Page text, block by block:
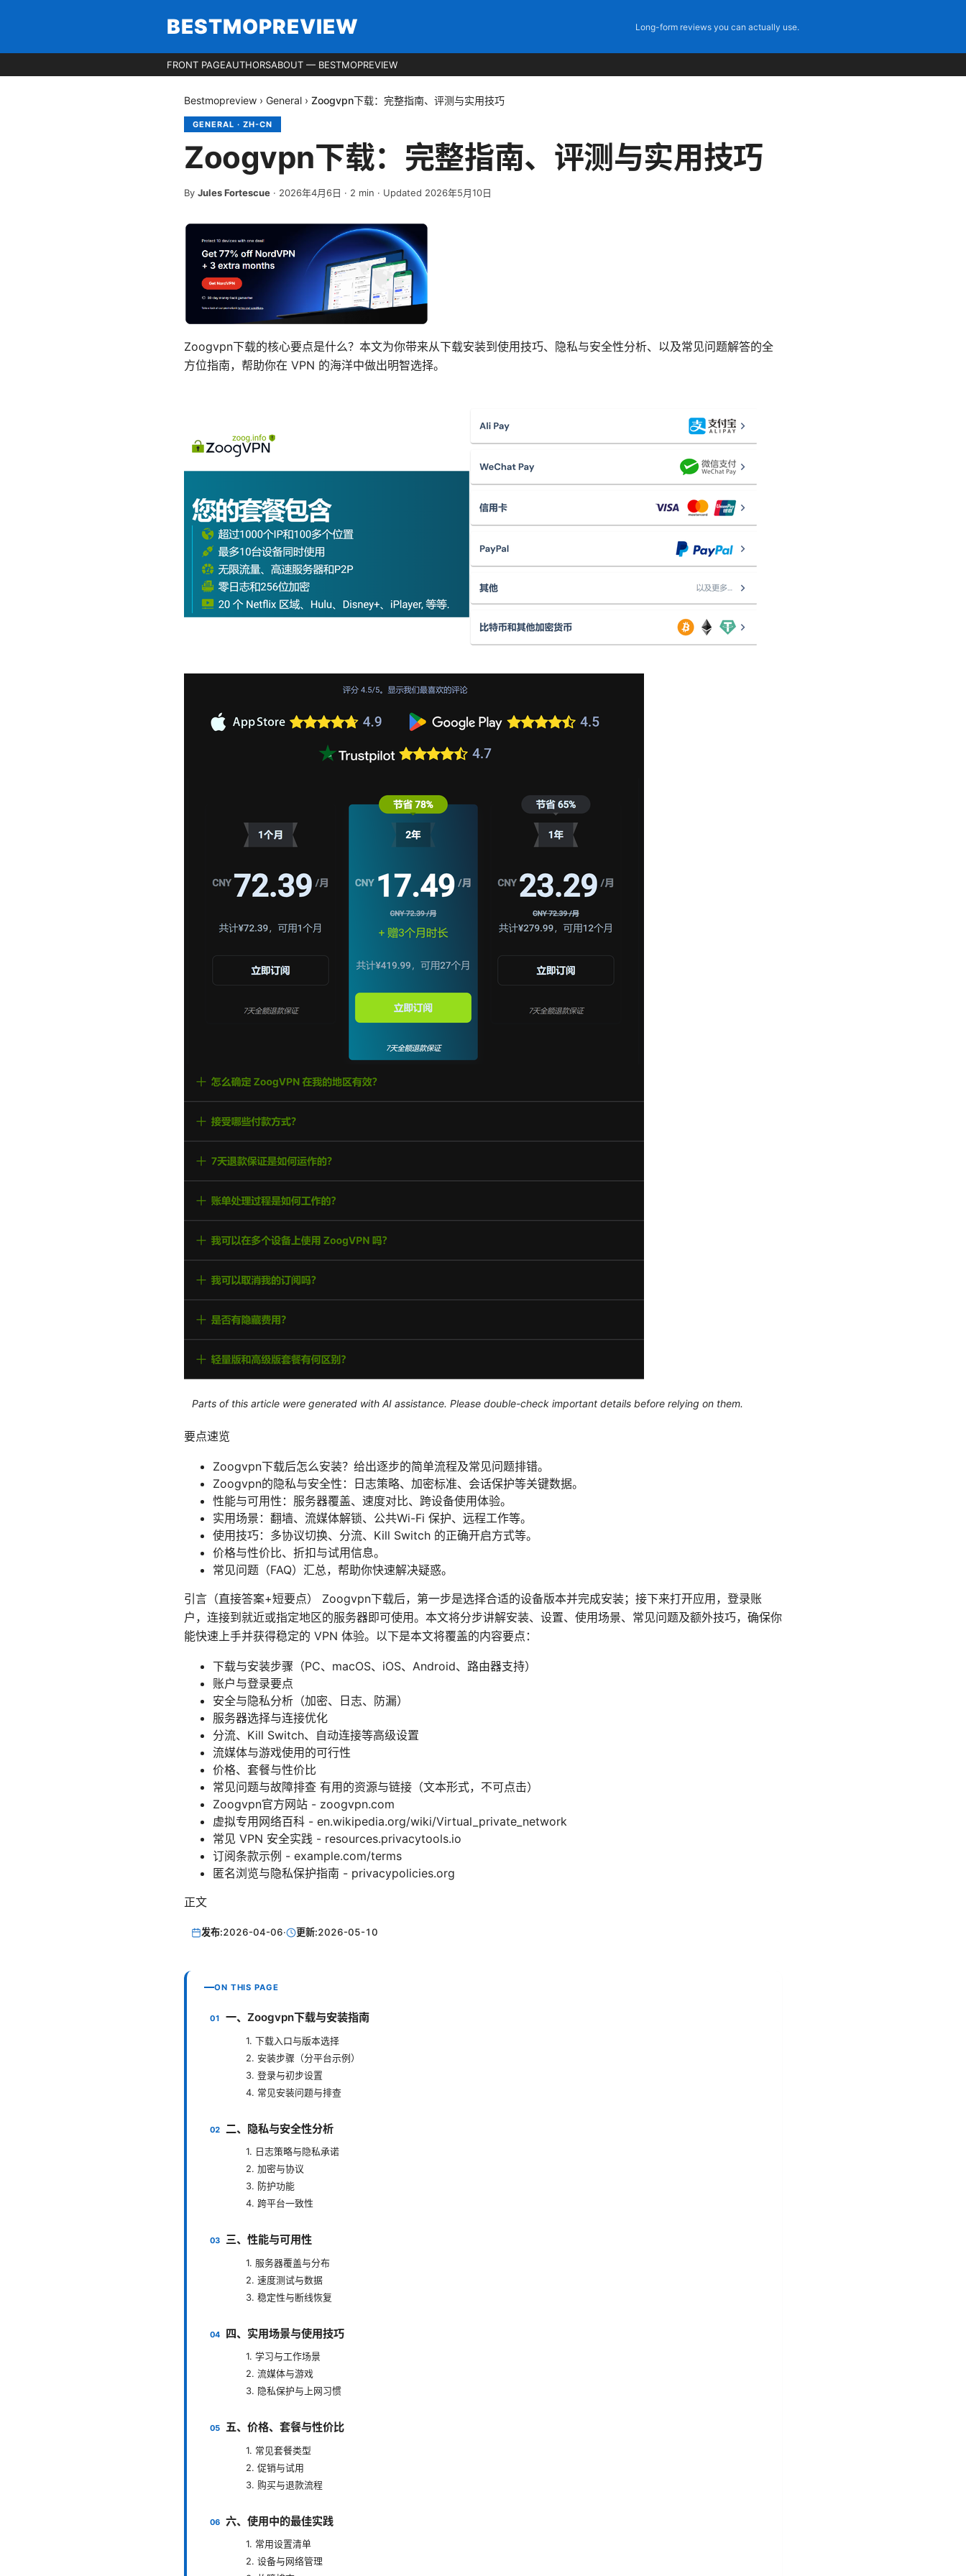
BESTMOPREVIEW Long-form reviews you can actually use.
FRONT PAGEAUTHORSABOUT — BESTMOPREVIEW
Bestmopreview › General › Zoogvpn下载：完整指南、评测与实用技巧
GENERAL · ZH-CN
Zoogvpn下载：完整指南、评测与实用技巧
By Jules Fortescue · 2026年4月6日 · 2 min · Updated 2026年5月10日
Zoogvpn下载的核心要点是什么？本文为你带来从下载安装到使用技巧、隐私与安全性分析、以及常见问题解答的全
方位指南，帮助你在 VPN 的海洋中做出明智选择。
Parts of this article were generated with AI assistance. Please double-check important details before relying on them.
要点速览
Zoogvpn下载后怎么安装？给出逐步的简单流程及常见问题排错。
Zoogvpn的隐私与安全性：日志策略、加密标准、会话保护等关键数据。
性能与可用性：服务器覆盖、速度对比、跨设备使用体验。
实用场景：翻墙、流媒体解锁、公共Wi-Fi 保护、远程工作等。
使用技巧：多协议切换、分流、Kill Switch 的正确开启方式等。
价格与性价比、折扣与试用信息。
常见问题（FAQ）汇总，帮助你快速解决疑惑。
引言（直接答案+短要点） Zoogvpn下载后，第一步是选择合适的设备版本并完成安装；接下来打开应用，登录账
户，连接到就近或指定地区的服务器即可使用。本文将分步讲解安装、设置、使用场景、常见问题及额外技巧，确保你
能快速上手并获得稳定的 VPN 体验。以下是本文将覆盖的内容要点：
下载与安装步骤（PC、macOS、iOS、Android、路由器支持）
账户与登录要点
安全与隐私分析（加密、日志、防漏）
服务器选择与连接优化
分流、Kill Switch、自动连接等高级设置
流媒体与游戏使用的可行性
价格、套餐与性价比
常见问题与故障排查 有用的资源与链接（文本形式，不可点击）
Zoogvpn官方网站 - zoogvpn.com
虚拟专用网络百科 - en.wikipedia.org/wiki/Virtual_private_network
常见 VPN 安全实践 - resources.privacytools.io
订阅条款示例 - example.com/terms
匿名浏览与隐私保护指南 - privacypolicies.org
正文
发布:2026-04-06· 更新:2026-05-10
ON THIS PAGE
一、Zoogvpn下载与安装指南
1. 下载入口与版本选择
2. 安装步骤（分平台示例）
3. 登录与初步设置
4. 常见安装问题与排查
二、隐私与安全性分析
1. 日志策略与隐私承诺
2. 加密与协议
3. 防护功能
4. 跨平台一致性
三、性能与可用性
1. 服务器覆盖与分布
2. 速度测试与数据
3. 稳定性与断线恢复
四、实用场景与使用技巧
1. 学习与工作场景
2. 流媒体与游戏
3. 隐私保护与上网习惯
五、价格、套餐与性价比
1. 常见套餐类型
2. 促销与试用
3. 购买与退款流程
六、使用中的最佳实践
1. 常用设置清单
2. 设备与网络管理